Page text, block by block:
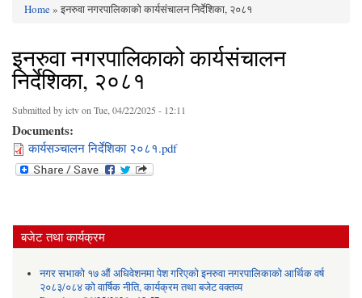
You are here
Home» इनरुवा नगरपालिकाको कार्यसंचालन निर्देशिका, २०८१
इनरुवा नगरपालिकाको कार्यसंचालन
निर्देशिका, २०८१
Submitted byictvon Tue, 04/22/2025 - 12:11
Documents:
कार्यसञ्चालन निर्देशिका २०८१.pdf
बजेट तथा कार्यक्रम
नगर सभाको १७ औं अधिवेशनमा पेश गरिएको इनरुवा नगरपालिकाको आर्थिक वर्ष
२०८३/०८४ को वार्षिक नीति, कार्यक्रम तथा बजेट वक्तव्य